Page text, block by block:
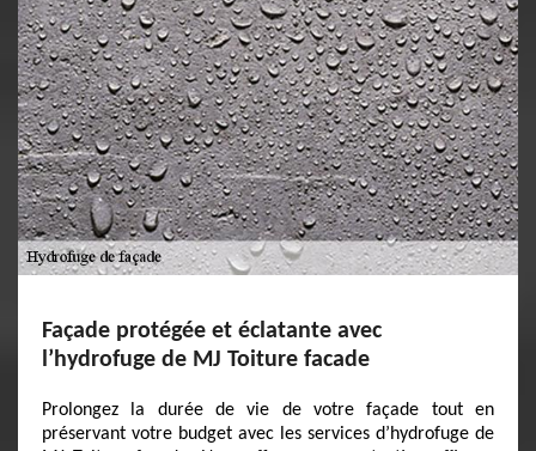
Façade protégée et éclatante avec
l’hydrofuge de MJ Toiture facade
Prolongez la durée de vie de votre façade tout en
préservant votre budget avec les services d’hydrofuge de